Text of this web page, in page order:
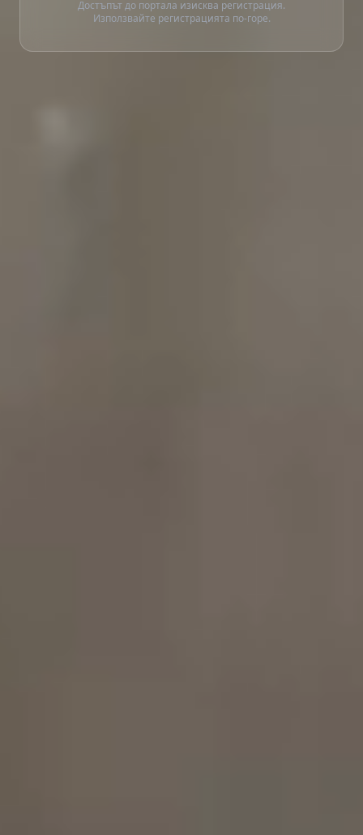
Достъпът до портала изисква регистрация.
Използвайте регистрацията по-горе.